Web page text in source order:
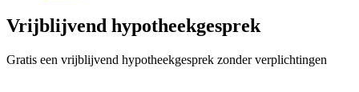
Vrijblijvend hypotheekgesprek
Gratis een vrijblijvend hypotheekgesprek zonder verplichtingen